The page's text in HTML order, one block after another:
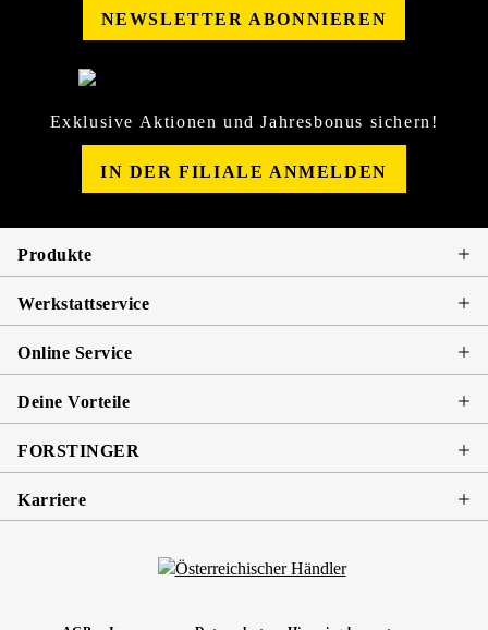
NEWSLETTER ABONNIEREN
Exklusive Aktionen und Jahresbonus sichern!
IN DER FILIALE ANMELDEN
Produkte
Werkstattservice
Online Service
Deine Vorteile
FORSTINGER
Karriere